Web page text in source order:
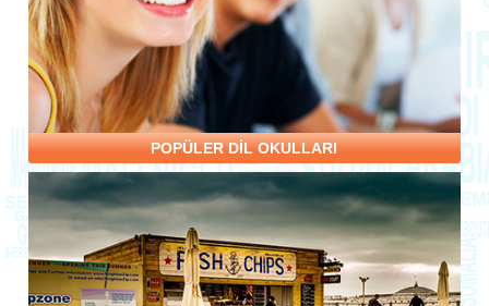
POPÜLER DİL OKULLARI